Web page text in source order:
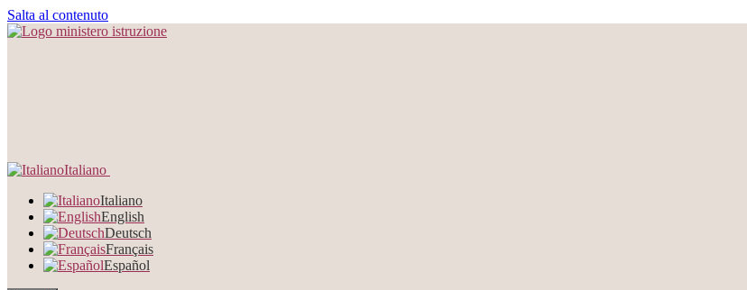
Salta al contenuto
Italiano
Italiano
English
Deutsch
Français
Español